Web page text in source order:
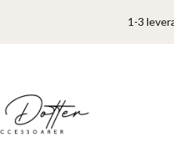
1-3